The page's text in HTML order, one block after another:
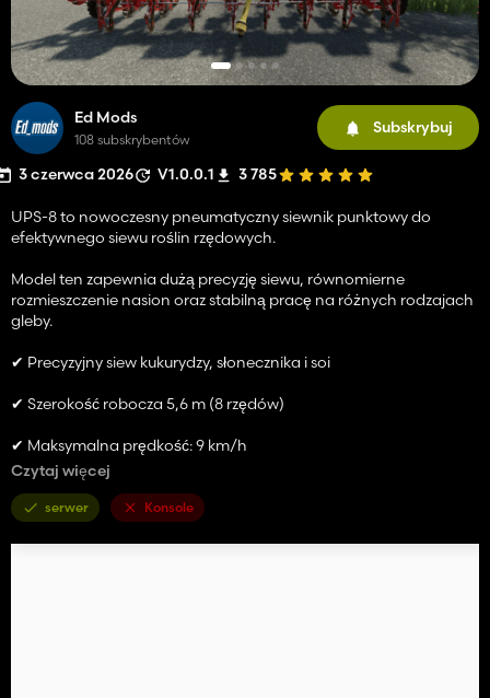
Ed Mods
108 subskrybentów
Subskrybuj
3 czerwca 2026 V1.0.0.1 3 785
UPS-8 to nowoczesny pneumatyczny siewnik punktowy do
efektywnego siewu roślin rzędowych.
Model ten zapewnia dużą precyzję siewu, równomierne
rozmieszczenie nasion oraz stabilną pracę na różnych rodzajach
gleby.
✔ Precyzyjny siew kukurydzy, słonecznika i soi
✔ Szerokość robocza 5,6 m (8 rzędów)
✔ Maksymalna prędkość: 9 km/h
✔ Cena: 5500 €. Bez nawozów 5000 €
✔ Wsparcie nawożenia
Czytaj więcej
serwer Konsole